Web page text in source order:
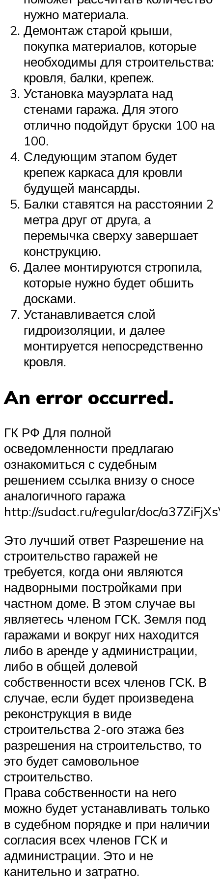
нужно материала.
Демонтаж старой крыши,
покупка материалов, которые
необходимы для строительства:
кровля, балки, крепеж.
Установка мауэрлата над
стенами гаража. Для этого
отлично подойдут бруски 100 на
100.
Следующим этапом будет
крепеж каркаса для кровли
будущей мансарды.
Балки ставятся на расстоянии 2
метра друг от друга, а
перемычка сверху завершает
конструкцию.
Далее монтируются стропила,
которые нужно будет обшить
досками.
Устанавливается слой
гидроизоляции, и далее
монтируется непосредственно
кровля.
An error occurred.
ГК РФ Для полной
осведомленности предлагаю
ознакомиться с судебным
решением ссылка внизу о сносе
аналогичного гаража
http://sudact.ru/regular/doc/
Это лучший ответ Разрешение на
строительство гаражей не
требуется, когда они являются
надворными постройками при
частном доме. В этом случае вы
являетесь членом ГСК. Земля под
гаражами и вокруг них находится
либо в аренде у администрации,
либо в общей долевой
собственности всех членов ГСК. В
случае, если будет произведена
реконструкция в виде
строительства 2-ого этажа без
разрешения на строительство, то
это будет самовольное
строительство.
Права собственности на него
можно будет устанавливать только
в судебном порядке и при наличии
согласия всех членов ГСК и
администрации. Это и не
канительно и затратно.